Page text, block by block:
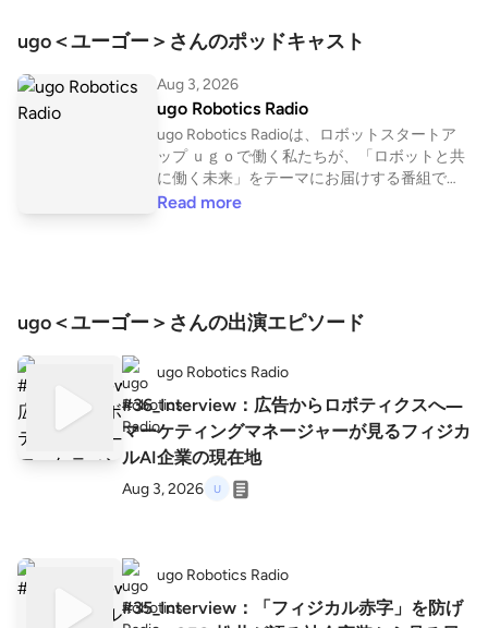
ugo＜ユーゴー＞さんのポッドキャスト
Aug 3, 2026
ugo Robotics Radio
ugo Robotics Radioは、ロボットスタートア
ップ ｕｇｏで働く私たちが、「ロボットと共
に働く未来」をテーマにお届けする番組で
す。 毎回、現場で活躍する社員や各領域のプ
ャーを、ぜひ体感してください。
Read more
ugo＜ユーゴー＞さんの出演エピソード
ugo Robotics Radio
#36_Interview：広告からロボティクスへ―
マーケティングマネージャーが見るフィジカ
ルAI企業の現在地
Aug 3, 2026
ugo Robotics Radio
#35_Interview：「フィジカル赤字」を防げ